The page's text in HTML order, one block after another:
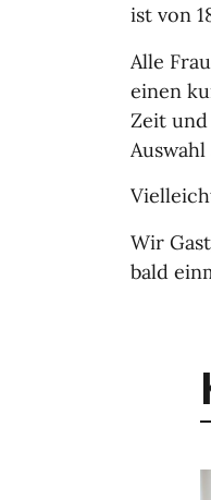
ist von
Alle
einen
Zeit
Wir
bald